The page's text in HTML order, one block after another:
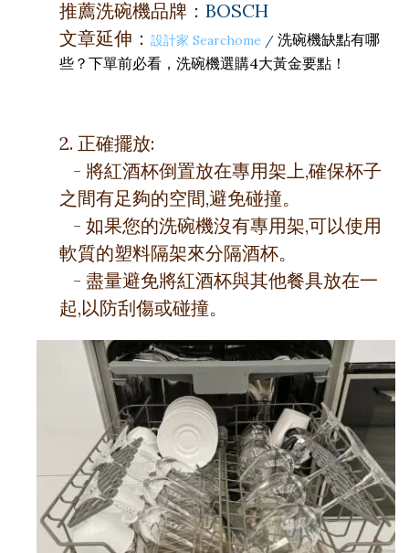
推薦洗碗機品牌： BOSCH
文章延伸： 設計家 Searchome / 洗碗機缺點有哪
些？下單前必看，洗碗機選購4大黃金要點！
2. 正確擺放:
- 將紅酒杯倒置放在專用架上,確保杯子
之間有足夠的空間,避免碰撞。
- 如果您的洗碗機沒有專用架,可以使用
軟質的塑料隔架來分隔酒杯。
- 盡量避免將紅酒杯與其他餐具放在一
起,以防刮傷或碰撞。